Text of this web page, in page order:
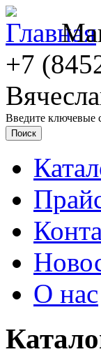
+7
Введите ключевые
О нас